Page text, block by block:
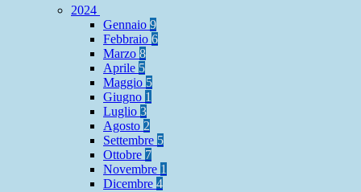
2024
Gennaio 9
Febbraio 6
Marzo 8
Aprile 5
Maggio 5
Giugno 1
Luglio 3
Agosto 2
Settembre 5
Ottobre 7
Novembre 1
Dicembre 4